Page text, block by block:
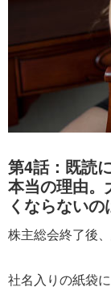
第4話：既読
本当の理由。
くならないの
株主総会終了後
社名入りの紙袋